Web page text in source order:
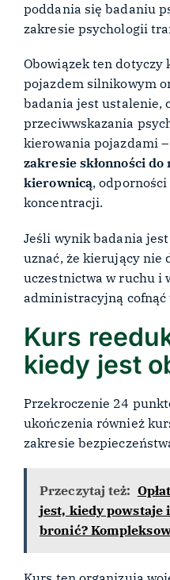
poddania się badaniu
zakresie psychologii
Obowiązek ten
pojazdem silnikowym
badania jest ustalenie,
przeciwwskazania
kierowania pojazdami
zakresie skłonności
kierownicą,
koncentracji.
Jeśli wynik badania
uznać, że kierujący nie
uczestnictwa w ruchu i
administracyjną cofnąć
Kurs
kiedy jest
Przekroczenie 24
ukończenia również
zakresie
Przeczytaj też:
jest, kiedy powstaje
bronić?